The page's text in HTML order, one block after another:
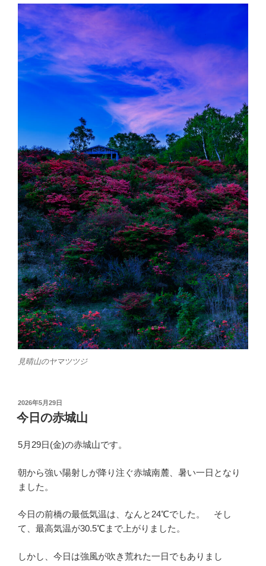
見晴山のヤマツツジ
投
稿
日:
2026年5月29日
今日の赤城山
5月29日(金)の赤城山です。
朝から強い陽射しが降り注ぐ赤城南麓、暑い一日となり
ました。
今日の前橋の最低気温は、なんと24℃でした。 そし
て、最高気温が30.5℃まで上がりました。
しかし、今日は強風が吹き荒れた一日でもありまし